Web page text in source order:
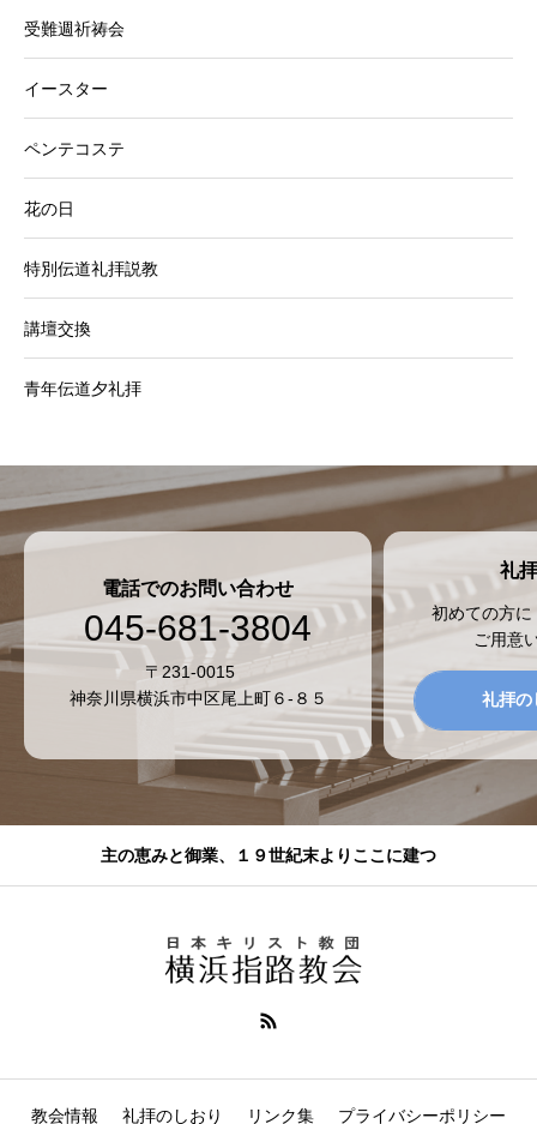
受難週祈祷会
イースター
ペンテコステ
花の日
特別伝道礼拝説教
講壇交換
青年伝道夕礼拝
電話でのお問い合わせ
045-681-3804
〒231-0015
神奈川県横浜市中区尾上町６-８５
礼
初めての方
ご用意
礼拝の
主の恵みと御業、１９世紀末よりここに建つ
教会情報 礼拝のしおり リンク集 プライバシーポリシー